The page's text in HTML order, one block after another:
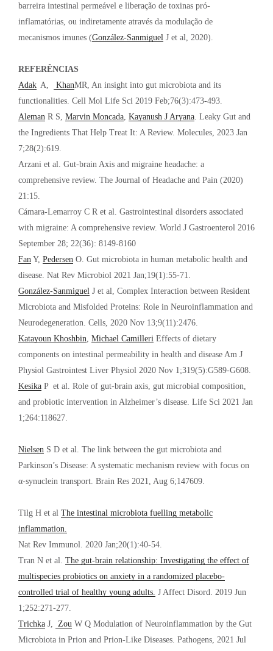
barreira intestinal permeável e liberação de toxinas pró-
inflamatórias, ou indiretamente através da modulação de
mecanismos imunes (González-Sanmiguel J et al, 2020).
REFERÊNCIAS
Adak A, KhanMR, An insight into gut microbiota and its
functionalities. Cell Mol Life Sci 2019 Feb;76(3):473-493.
Aleman R S, Marvin Moncada Kayanush J Aryana . Leaky Gut and
the Ingredients That Help Treat It: A Review. Molecules, 2023 Jan
7;28(2):619.
Arzani et al. Gut-brain Axis and migraine headache: a
comprehensive review. The Journal of Headache and Pain (2020)
21:15.
Cámara-Lemarroy C R et al. Gastrointestinal disorders associated
with migraine: A comprehensive review. World J Gastroenterol 2016
September 28; 22(36): 8149-8160
Fan Y, Pedersen O. Gut microbiota in human metabolic health and
disease. Nat Rev Microbiol 2021 Jan;19(1):55-71.
González-Sanmiguel J et al, Complex Interaction between Resident
Microbiota and Misfolded Proteins: Role in Neuroinflammation and
Neurodegeneration. Cells, 2020 Nov 13;9(11):2476.
Katayoun Khoshbin Michael Camilleri Effects of dietary
components on intestinal permeability in health and disease Am J
Physiol Gastrointest Liver Physiol 2020 Nov 1;319(5):G589-G608.
Kesika P et al. Role of gut-brain axis, gut microbial composition,
and probiotic intervention in Alzheimer’s disease. Life Sci 2021 Jan
1;264:118627.
Nielsen S D et al. The link between the gut microbiota and
Parkinson’s Disease: A systematic mechanism review with focus on
α-synuclein transport. Brain Res 2021, Aug 6;147609.
Tilg H et al The intestinal microbiota fuelling metabolic
inflammation.
Nat Rev Immunol. 2020 Jan;20(1):40-54.
Tran N et al. The gut-brain relationship: Investigating the effect of
multispecies probiotics on anxiety in a randomized placebo-
controlled trial of healthy young adults. J Affect Disord. 2019 Jun
1;252:271-277.
Trichka J, Zou W Q Modulation of Neuroinflammation by the Gut
Microbiota in Prion and Prion-Like Diseases. Pathogens, 2021 Jul